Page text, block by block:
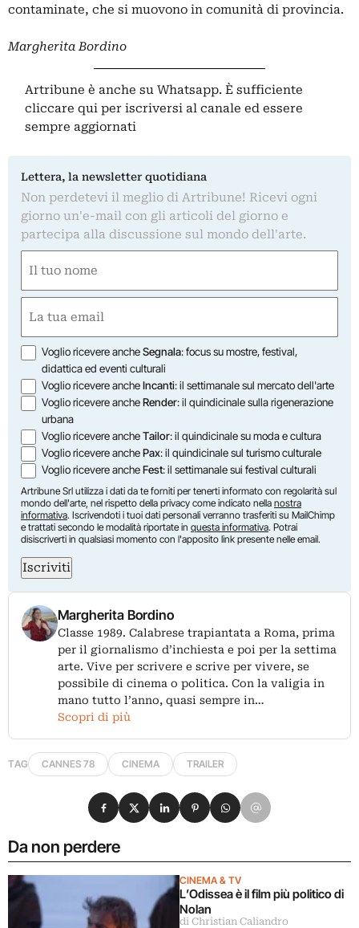
contaminate, che si muovono in comunità di provincia.
Margherita Bordino
Artribune è anche su Whatsapp. È sufficiente
cliccare qui per iscriversi al canale ed essere
sempre aggiornati
Lettera, la newsletter quotidiana
Non perdetevi il meglio di Artribune! Ricevi ogni
giorno un'e-mail con gli articoli del giorno e
partecipa alla discussione sul mondo dell'arte.
(Required)
First
(Required)
Opzioni
Voglio ricevere ancheSegnala: focus su mostre, festival,
didattica ed eventi culturali
Voglio ricevere ancheIncanti: il settimanale sul mercato dell'arte
Voglio ricevere ancheRender: il quindicinale sulla rigenerazione
urbana
Voglio ricevere ancheTailor: il quindicinale su moda e cultura
Voglio ricevere anchePax: il quindicinale sul turismo culturale
Voglio ricevere ancheFest: il settimanale sui festival culturali
Artribune Srl utilizza i dati da te forniti per tenerti informato con regolarità sul
mondo dell'arte, nel rispetto della privacy come indicato nella nostra
informativa. Iscrivendoti i tuoi dati personali verranno trasferiti su MailChimp
e trattati secondo le modalità riportate in questa informativa. Potrai
disiscriverti in qualsiasi momento con l'apposito link presente nelle email.
Iscriviti
Margherita Bordino
Classe 1989. Calabrese trapiantata a Roma, prima
per il giornalismo d’inchiesta e poi per la settima
arte. Vive per scrivere e scrive per vivere, se
possibile di cinema o politica. Con la valigia in
mano tutto l’anno, quasi sempre in…
Scopri di più
TAG CANNES 78 CINEMA TRAILER
Da non perdere
CINEMA & TV
L’Odissea è il film più politico di
Nolan
di Christian Caliandro
Condividi su Facebook
Condividi su X
Condividi su LinkedIn
Condividi su Pinterest
Condividi su WhatsApp
Condividi su Email